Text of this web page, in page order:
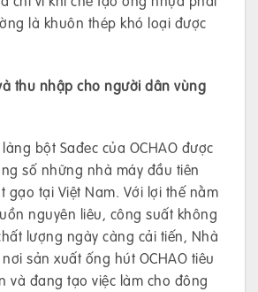
là khuôn thép khó loại được
thu nhập cho người dân vùng
bột Sađec của OCHAO được
số những nhà máy đầu tiên
gạo tại Việt Nam. Với lợi thế nằm
nguyên liêu, công suất không
lượng ngày càng cải tiến, Nhà
sản xuất ống hút OCHAO tiêu
và đang tạo việc làm cho đông